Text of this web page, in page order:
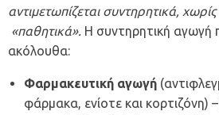
αντιμετωπίζεται συντηρητικά,
«παθητικά». Η συντηρητική αγωγή
ακόλουθα:
Φαρμακευτική αγωγή
φάρμακα, ενίοτε και κορτιζόνη)